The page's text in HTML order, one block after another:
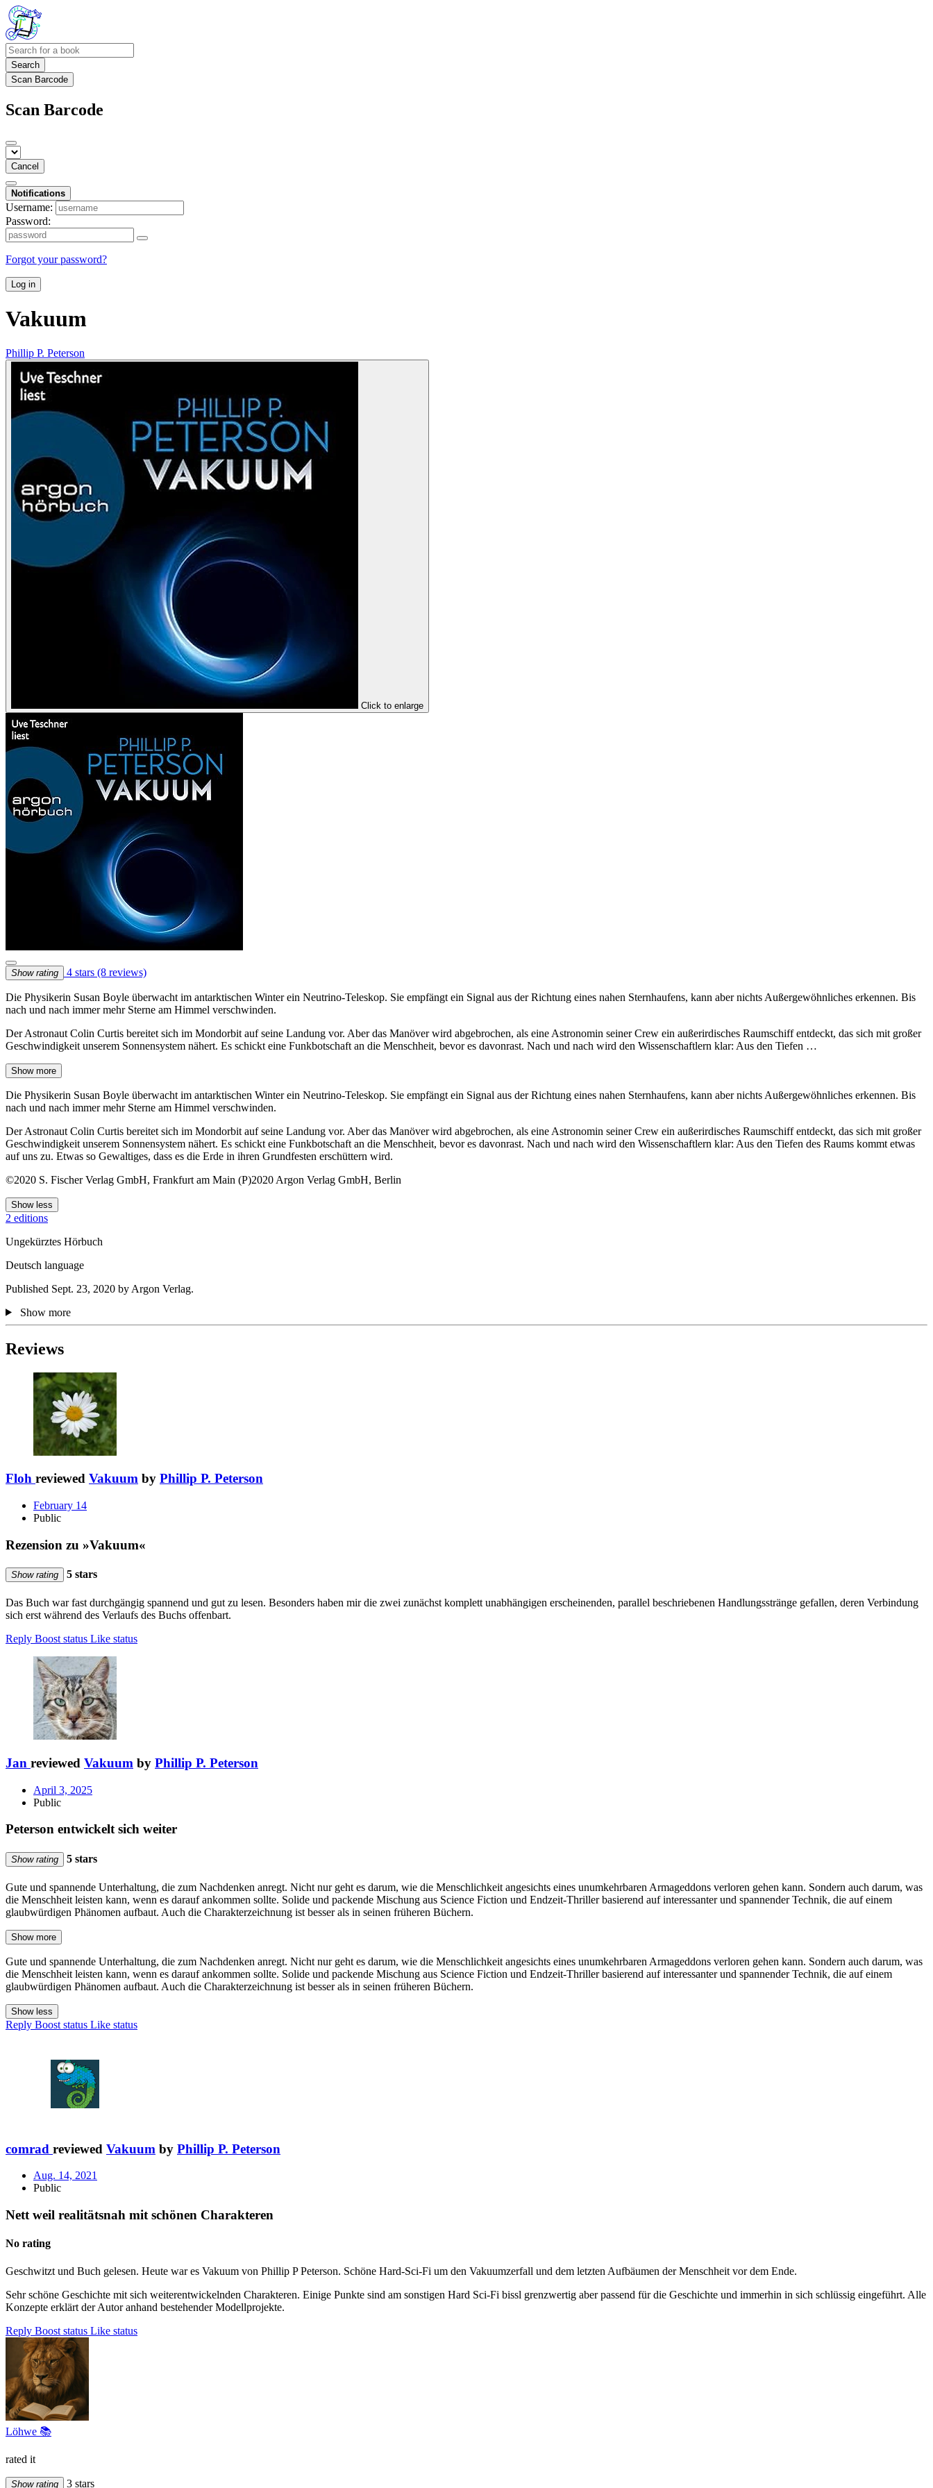
Search
Scan Barcode
Scan Barcode
Cancel
Notifications
Username:
Password:
Forgot your password?
Log in
Vakuum
Phillip P. Peterson
Click to enlarge
Show rating 4 stars (8 reviews)
Die Physikerin Susan Boyle überwacht im antarktischen Winter ein Neutrino-Teleskop. Sie empfängt ein Signal aus der Richtung eines nahen Sternhaufens, kann aber nichts Außergewöhnliches erkennen. Bis
nach und nach immer mehr Sterne am Himmel verschwinden.
Der Astronaut Colin Curtis bereitet sich im Mondorbit auf seine Landung vor. Aber das Manöver wird abgebrochen, als eine Astronomin seiner Crew ein außerirdisches Raumschiff entdeckt, das sich mit großer
Geschwindigkeit unserem Sonnensystem nähert. Es schickt eine Funkbotschaft an die Menschheit, bevor es davonrast. Nach und nach wird den Wissenschaftlern klar: Aus den Tiefen …
Show more
Die Physikerin Susan Boyle überwacht im antarktischen Winter ein Neutrino-Teleskop. Sie empfängt ein Signal aus der Richtung eines nahen Sternhaufens, kann aber nichts Außergewöhnliches erkennen. Bis
nach und nach immer mehr Sterne am Himmel verschwinden.
Der Astronaut Colin Curtis bereitet sich im Mondorbit auf seine Landung vor. Aber das Manöver wird abgebrochen, als eine Astronomin seiner Crew ein außerirdisches Raumschiff entdeckt, das sich mit großer
Geschwindigkeit unserem Sonnensystem nähert. Es schickt eine Funkbotschaft an die Menschheit, bevor es davonrast. Nach und nach wird den Wissenschaftlern klar: Aus den Tiefen des Raums kommt etwas
auf uns zu. Etwas so Gewaltiges, dass es die Erde in ihren Grundfesten erschüttern wird.
©2020 S. Fischer Verlag GmbH, Frankfurt am Main (P)2020 Argon Verlag GmbH, Berlin
Show less
2 editions
Ungekürztes Hörbuch
Deutsch language
Published Sept. 23, 2020 by Argon Verlag.
Show more
Reviews
Floh reviewed Vakuum by Phillip P. Peterson
February 14
Public
Rezension zu »Vakuum«
Show rating 5 stars
Das Buch war fast durchgängig spannend und gut zu lesen. Besonders haben mir die zwei zunächst komplett unabhängigen erscheinenden, parallel beschriebenen Handlungsstränge gefallen, deren Verbindung
sich erst während des Verlaufs des Buchs offenbart.
Reply Boost status Like status
Jan reviewed Vakuum by Phillip P. Peterson
April 3, 2025
Public
Peterson entwickelt sich weiter
Show rating 5 stars
Gute und spannende Unterhaltung, die zum Nachdenken anregt. Nicht nur geht es darum, wie die Menschlichkeit angesichts eines unumkehrbaren Armageddons verloren gehen kann. Sondern auch darum, was
die Menschheit leisten kann, wenn es darauf ankommen sollte. Solide und packende Mischung aus Science Fiction und Endzeit-Thriller basierend auf interessanter und spannender Technik, die auf einem
glaubwürdigen Phänomen aufbaut. Auch die Charakterzeichnung ist besser als in seinen früheren Büchern.
Show more
Gute und spannende Unterhaltung, die zum Nachdenken anregt. Nicht nur geht es darum, wie die Menschlichkeit angesichts eines unumkehrbaren Armageddons verloren gehen kann. Sondern auch darum, was
die Menschheit leisten kann, wenn es darauf ankommen sollte. Solide und packende Mischung aus Science Fiction und Endzeit-Thriller basierend auf interessanter und spannender Technik, die auf einem
glaubwürdigen Phänomen aufbaut. Auch die Charakterzeichnung ist besser als in seinen früheren Büchern.
Show less
Reply Boost status Like status
comrad reviewed Vakuum by Phillip P. Peterson
Aug. 14, 2021
Public
Nett weil realitätsnah mit schönen Charakteren
No rating
Geschwitzt und Buch gelesen. Heute war es Vakuum von Phillip P Peterson. Schöne Hard-Sci-Fi um den Vakuumzerfall und dem letzten Aufbäumen der Menschheit vor dem Ende.
Sehr schöne Geschichte mit sich weiterentwickelnden Charakteren. Einige Punkte sind am sonstigen Hard Sci-Fi bissl grenzwertig aber passend für die Geschichte und immerhin in sich schlüssig eingeführt. Alle
Konzepte erklärt der Autor anhand bestehender Modellprojekte.
Reply Boost status Like status
Löhwe 📚
rated it
Show rating 3 stars